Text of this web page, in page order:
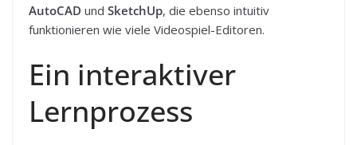
AutoCAD und SketchUp, die ebenso intuitiv
funktionieren wie viele Videospiel-Editoren.
Ein interaktiver
Lernprozess